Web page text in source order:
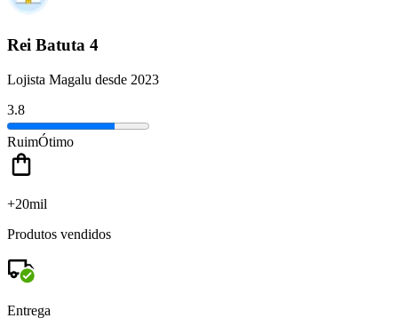
Rei Batuta 4
Lojista Magalu desde 2023
3.8
RuimÓtimo
+20mil
Produtos vendidos
Entrega